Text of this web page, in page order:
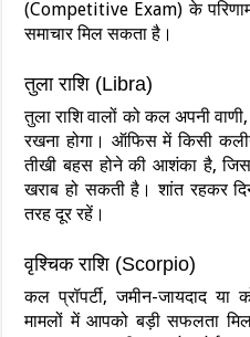
(Competitive Exam) के
समाचार मिल सकता है।
तुला राशि (Libra)
तुला राशि वालों को कल अपनी
रखना होगा। ऑफिस में किसी
तीखी बहस होने की आशंका है,
खराब हो सकती है। शांत रहकर
तरह दूर रहें।
वृश्चिक राशि (Scorpio)
कल प्रॉपर्टी, जमीन-जायदाद या
मामलों में आपको बड़ी सफलता